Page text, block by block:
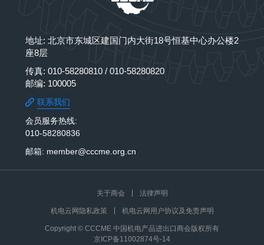
地址: 北京市东城区建国门内大街18号恒基中心办公楼2
座8层
传真: 010-58280810 / 010-58280820
邮编: 100005
联系我们
会员服务热线:
010-58280836
邮箱: member@cccme.org.cn
关于商会 法律声明
机电云网隐私政策 机电云网用户协议及免责声明
Copyright © CCCME 中国机电产品进出口商会版权所有
京ICP备11002874号-14